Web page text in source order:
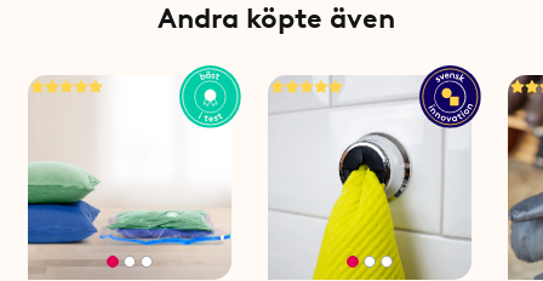
Andra köpte även